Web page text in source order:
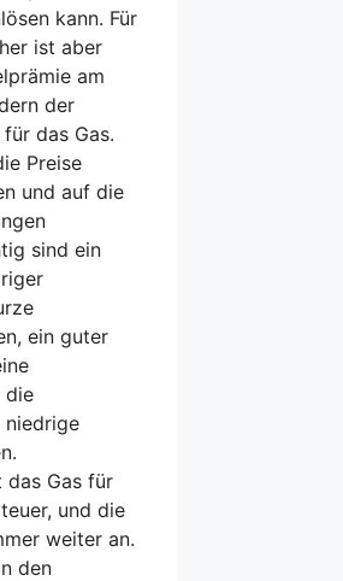
kann. Für
ist aber
am
der
das Gas.
Preise
und auf die
sind ein
ein guter
die
niedrige
das Gas für
und die
weiter an.
den